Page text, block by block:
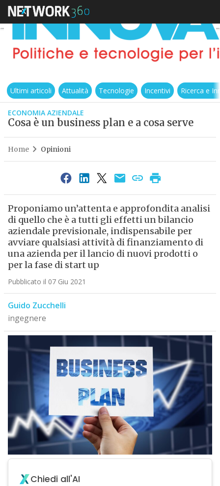
Ultimi articoli Attualità Tecnologie Incentivi Ricerca e
ECONOMIA AZIENDALE
Cosa è un business plan e a cosa serve
Home Opinioni
Proponiamo un’attenta e approfondita analisi
di quello che è a tutti gli effetti un bilancio
aziendale previsionale, indispensabile per
avviare qualsiasi attività di finanziamento di
una azienda per il lancio di nuovi prodotti o
per la fase di start up
Pubblicato il 07 Giu 2021
Guido Zucchelli
ingegnere
Chiedi all'AI